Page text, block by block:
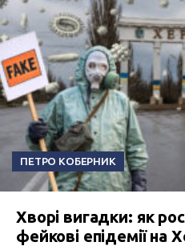
ПЕТРО КОБЕРНИК
Хворі вигадки: як
фейкові епідемії на